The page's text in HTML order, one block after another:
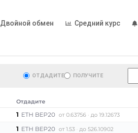
Двойной обмен Средний курс
ОТДАДИТЕ ПОЛУЧИТЕ
Отдадите
1 ETH BEP20 от 0.63756 до 19.12673
1 ETH BEP20 от 1.53 до 526.10902